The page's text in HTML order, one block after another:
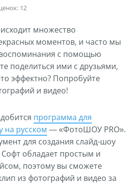
12
множество
моментов, и часто мы
с помощью
поделиться ими с друзьями,
эффектно? Попробуйте
и видео!
программа для
на русском — «ФотоШОУ PRO».
для создания слайд-шоу
Софт обладает простым и
поэтому вы сможете
из фотографий и видео за